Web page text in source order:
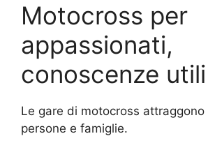
Motocross per
appassionati,
conoscenze utili
Le gare di motocross attraggono
persone e famiglie.